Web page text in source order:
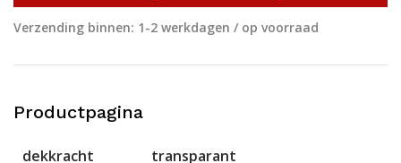
Verzending binnen: 1-2 werkdagen / op voorraad
Productpagina
dekkracht
transparant